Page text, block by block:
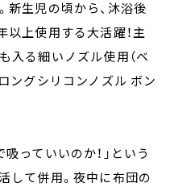
新生児の頃から、沐浴後
以上使用する大活躍！主
入る細いノズル使用（ベ
ングシリコンノズル ボン
っていいのか！」という
して併用。夜中に布団の